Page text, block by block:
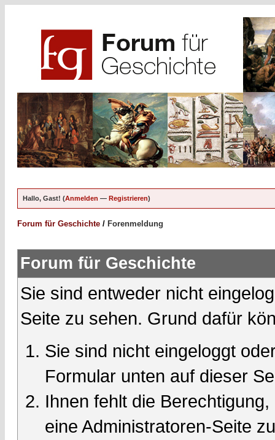
Hallo, Gast! (Anmelden — Registrieren)
Forum für Geschichte / Forenmeldung
Forum für Geschichte
Sie sind entweder nicht
Seite zu sehen. Grund dafür
Sie sind nicht eingeloggt
Formular unten auf dieser
Ihnen fehlt die
eine Administratoren-Seite